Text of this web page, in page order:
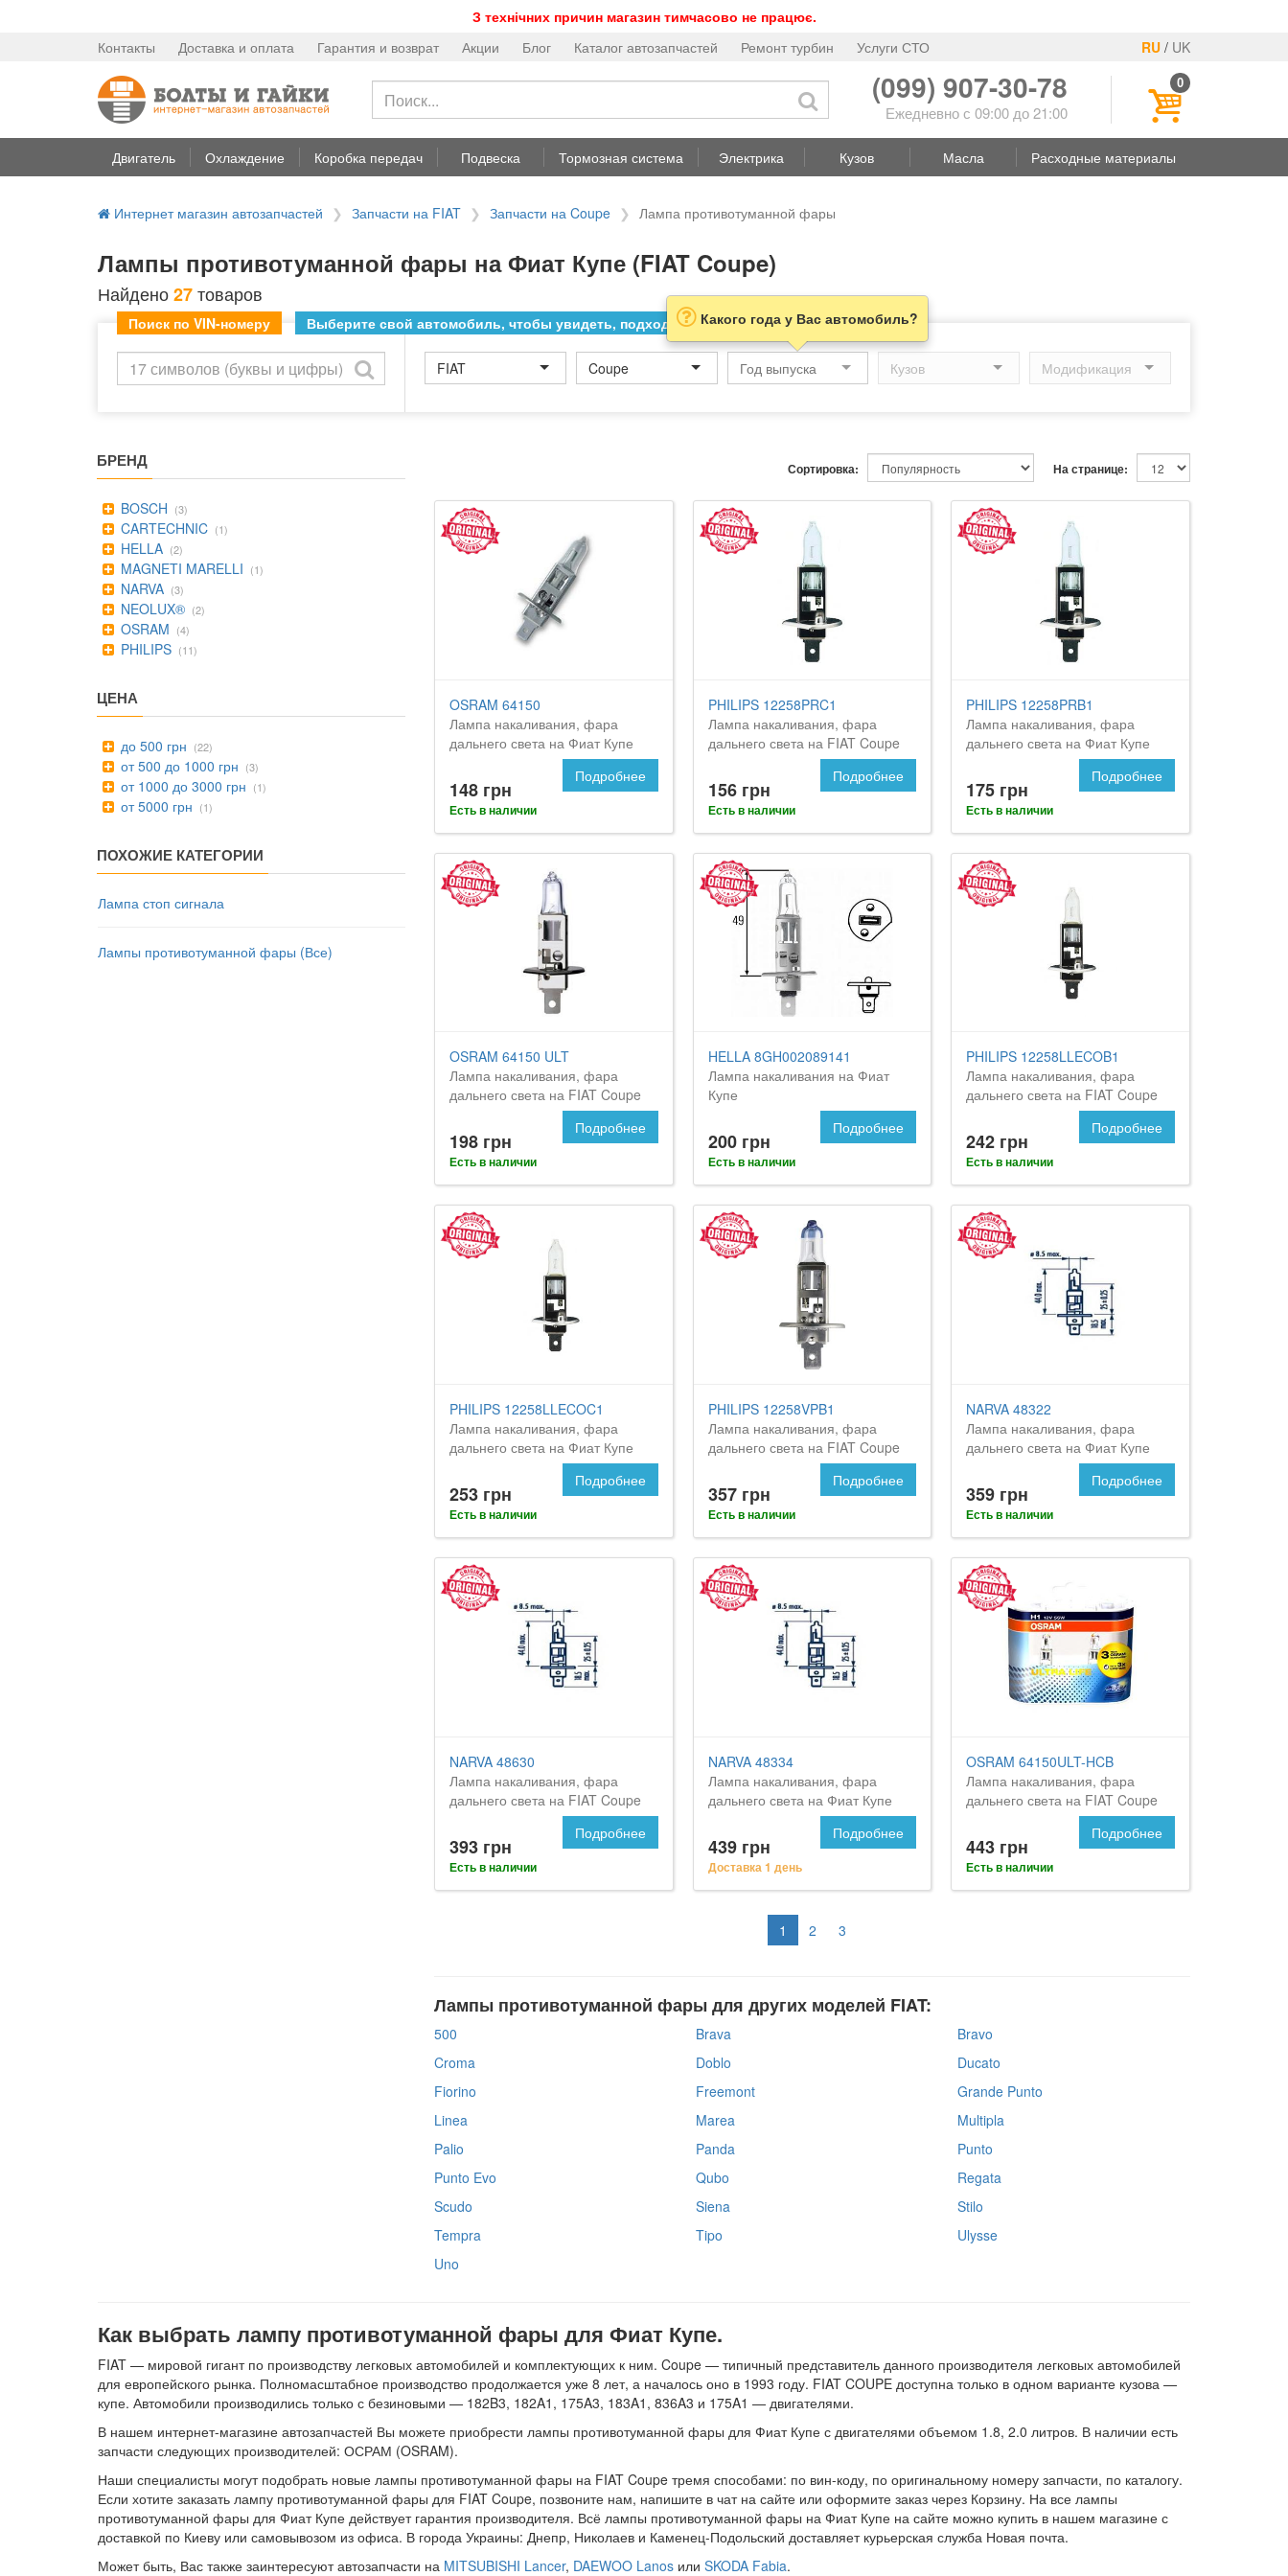
З технічних причин магазин тимчасово не працює.
RU / UK
Контакты Доставка и оплата Гарантия и возврат Акции Блог Каталог автозапчастей Ремонт турбин Услуги СТО
(099) 907-30-78
Ежедневно с 09:00 до 21:00
0
Двигатель Охлаждение Коробка передач Подвеска Тормозная система Электрика Кузов Масла Расходные материалы
Интернет магазин автозапчастей Запчасти на FIAT Запчасти на Coupe Лампа противотуманной фары
Лампы противотуманной фары на Фиат Купе (FIAT Coupe)
Найдено27товаров
Поиск по VIN-номеру Выберите свой автомобиль, чтобы увидеть, подходит ли товар к нему
FIAT Coupe
Какого года у Вас автомобиль?
БРЕНД
BOSCH (3)
CARTECHNIC (1)
HELLA (2)
MAGNETI MARELLI (1)
NARVA (3)
NEOLUX® (2)
OSRAM (4)
PHILIPS (11)
ЦЕНА
до 500 грн (22)
от 500 до 1000 грн (3)
от 1000 до 3000 грн (1)
от 5000 грн (1)
ПОХОЖИЕ КАТЕГОРИИ
Лампа стоп сигнала
Лампы противотуманной фары (Все)
На странице:
Сортировка:
OSRAM 64150
Лампа накаливания, фара
дальнего света на Фиат Купе
148 грн
Есть в наличии
Подробнее
PHILIPS 12258PRC1
Лампа накаливания, фара
дальнего света на FIAT Coupe
156 грн
Есть в наличии
Подробнее
PHILIPS 12258PRB1
Лампа накаливания, фара
дальнего света на Фиат Купе
175 грн
Есть в наличии
Подробнее
OSRAM 64150 ULT
Лампа накаливания, фара
дальнего света на FIAT Coupe
198 грн
Есть в наличии
Подробнее
HELLA 8GH002089141
Лампа накаливания на Фиат
Купе
200 грн
Есть в наличии
Подробнее
PHILIPS 12258LLECOB1
Лампа накаливания, фара
дальнего света на FIAT Coupe
242 грн
Есть в наличии
Подробнее
PHILIPS 12258LLECOC1
Лампа накаливания, фара
дальнего света на Фиат Купе
253 грн
Есть в наличии
Подробнее
PHILIPS 12258VPB1
Лампа накаливания, фара
дальнего света на FIAT Coupe
357 грн
Есть в наличии
Подробнее
NARVA 48322
Лампа накаливания, фара
дальнего света на Фиат Купе
359 грн
Есть в наличии
Подробнее
NARVA 48630
Лампа накаливания, фара
дальнего света на FIAT Coupe
393 грн
Есть в наличии
Подробнее
NARVA 48334
Лампа накаливания, фара
дальнего света на Фиат Купе
439 грн
Доставка 1 день
Подробнее
OSRAM 64150ULT-HCB
Лампа накаливания, фара
дальнего света на FIAT Coupe
443 грн
Есть в наличии
Подробнее
1 2 3
Лампы противотуманной фары для других моделей FIAT:
500 Brava
Bravo
Croma
Doblo
Ducato
Fiorino
Freemont
Grande Punto
Linea
Marea
Multipla
Palio
Panda
Punto
Punto Evo
Qubo
Regata
Scudo
Siena
Stilo
Tempra
Tipo
Ulysse
Uno
Как выбрать лампу противотуманной фары для Фиат Купе.
FIAT — мировой гигант по производству легковых автомобилей и комплектующих к ним. Coupe — типичный представитель данного производителя легковых автомобилей
для европейского рынка. Полномасштабное производство продолжается уже 8 лет, а началось оно в 1993 году. FIAT COUPE доступна только в одном варианте кузова —
купе. Автомобили производились только с безиновыми — 182B3, 182A1, 175A3, 183A1, 836A3 и 175A1 — двигателями.
В нашем интернет-магазине автозапчастей Вы можете приобрести лампы противотуманной фары для Фиат Купе с двигателями объемом 1.8, 2.0 литров. В наличии есть
запчасти следующих производителей: ОСРАМ (OSRAM).
Наши специалисты могут подобрать новые лампы противотуманной фары на FIAT Coupe тремя способами: по вин-коду, по оригинальному номеру запчасти, по каталогу.
Если хотите заказать лампу противотуманной фары для FIAT Coupe, позвоните нам, напишите в чат на сайте или оформите заказ через Корзину. На все лампы
противотуманной фары для Фиат Купе действует гарантия производителя. Всё лампы противотуманной фары на Фиат Купе на сайте можно купить в нашем магазине с
доставкой по Киеву или самовывозом из офиса. В города Украины: Днепр, Николаев и Каменец-Подольский доставляет курьерская служба Новая почта.
Может быть, Вас также заинтересуют автозапчасти на MITSUBISHI Lancer, DAEWOO Lanos или SKODA Fabia.